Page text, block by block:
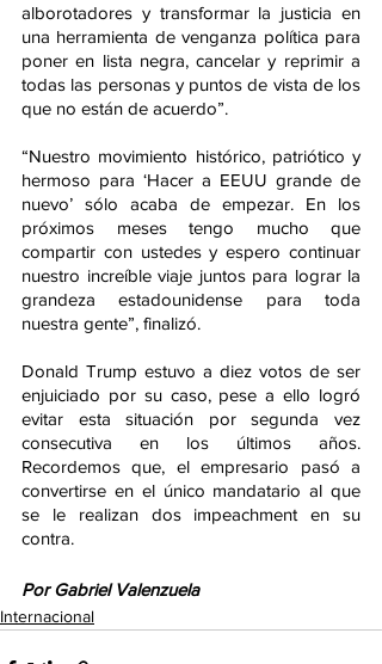
alborotadores y transformar la justicia en
una herramienta de venganza política para
poner en lista negra, cancelar y reprimir a
todas las personas y puntos de vista de los
que no están de acuerdo”.
“Nuestro movimiento histórico, patriótico y
hermoso para ‘Hacer a EEUU grande de
nuevo’ sólo acaba de empezar. En los
próximos meses tengo mucho que
compartir con ustedes y espero continuar
nuestro increíble viaje juntos para lograr la
grandeza estadounidense para toda
nuestra gente”, finalizó.
Donald Trump estuvo a diez votos de ser
enjuiciado por su caso, pese a ello logró
evitar esta situación por segunda vez
consecutiva en los últimos años.
Recordemos que, el empresario pasó a
convertirse en el único mandatario al que
se le realizan dos impeachment en su
contra.
Por Gabriel Valenzuela
Internacional